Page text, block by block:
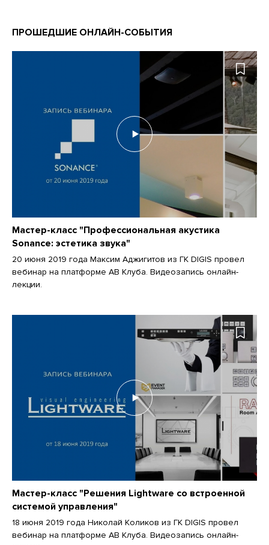
ПРОШЕДШИЕ ОНЛАЙН-СОБЫТИЯ
Мастер-класс "Профессиональная акустика
Sonance: эстетика звука"
20 июня 2019 года Максим Аджигитов из ГК DIGIS провел
вебинар на платформе АВ Клуба. Видеозапись онлайн-
лекции.
Мастер-класс "Решения Lightware со встроенной
системой управления"
18 июня 2019 года Николай Коликов из ГК DIGIS провел
вебинар на платформе АВ Клуба. Видеозапись онлайн-